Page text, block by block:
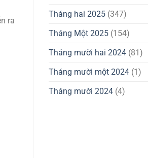
ra
Tháng hai 2025 (347)
Tháng Một 2025 (154)
Tháng mười hai 2024 (81)
Tháng mười một 2024 (1)
Tháng mười 2024 (4)